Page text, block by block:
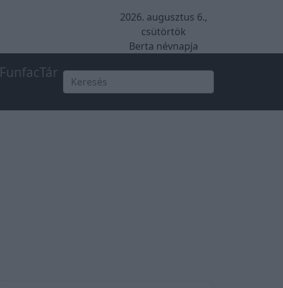
2026. augusztus 6.,
csütörtök
Berta névnapja
FunfacTár